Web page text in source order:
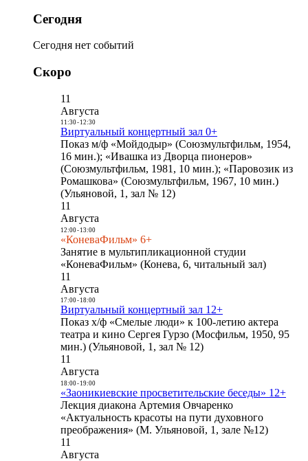
Сегодня
Сегодня нет событий
Скоро
11
Августа
11:30- 12:30
Виртуальный концертный зал 0+
Показ м/ф «Мойдодыр» (Союзмультфильм, 1954,
16 мин.); «Ивашка из Дворца пионеров»
(Союзмультфильм, 1981, 10 мин.); «Паровозик из
Ромашкова» (Союзмультфильм, 1967, 10 мин.)
(Ульяновой, 1, зал № 12)
11
Августа
12:00- 13:00
«КоневаФильм» 6+
Занятие в мультипликационной студии
«КоневаФильм» (Конева, 6, читальный зал)
11
Августа
17:00- 18:00
Виртуальный концертный зал 12+
Показ х/ф «Смелые люди» к 100-летию актера
театра и кино Сергея Гурзо (Мосфильм, 1950, 95
мин.) (Ульяновой, 1, зал № 12)
11
Августа
18:00- 19:00
«Заоникиевские просветительские беседы» 12+
Лекция диакона Артемия Овчаренко
«Актуальность красоты на пути духовного
преображения» (М. Ульяновой, 1, зале №12)
11
Августа